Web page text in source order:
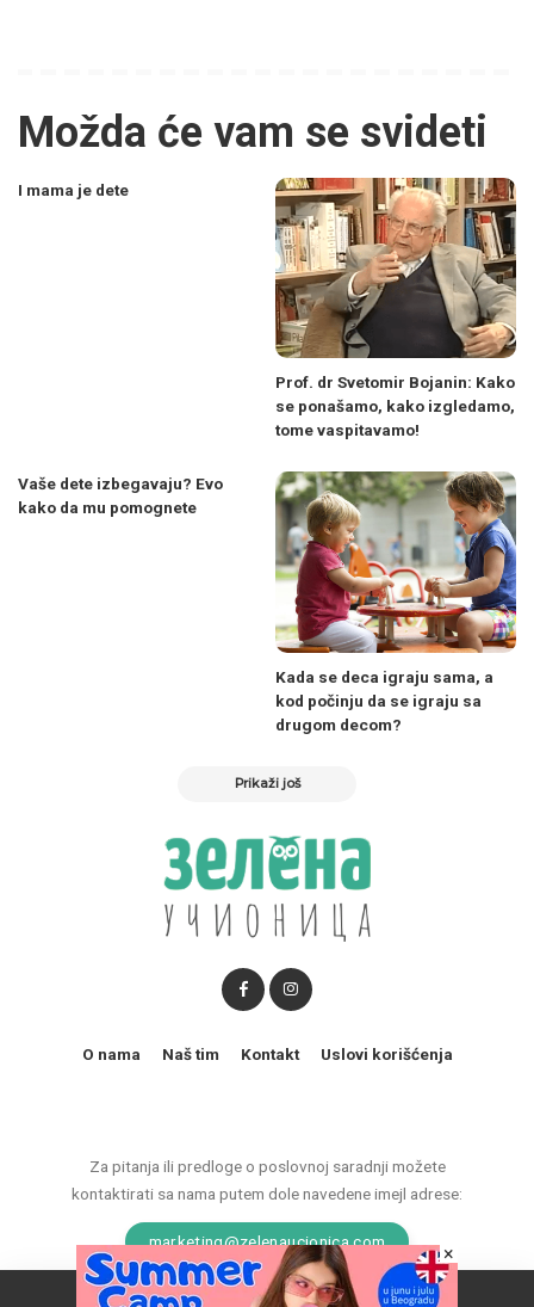
Možda će vam se svideti
I mama je dete
Prof. dr Svetomir Bojanin: Kako
se ponašamo, kako izgledamo,
tome vaspitavamo!
Vaše dete izbegavaju? Evo
kako da mu pomognete
Kada se deca igraju sama, a
kod počinju da se igraju sa
drugom decom?
Prikaži još
Za pitanja ili predloge o poslovnoj saradnji možete
kontaktirati sa nama putem dole navedene imejl adrese:
marketing@zelenaucionica.com
O nama Naš tim Kontakt Uslovi korišćenja
Naš vebsajt koristi kolačiće da poboljša vaše iskustvo.
×